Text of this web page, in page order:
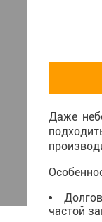
Даже
частой